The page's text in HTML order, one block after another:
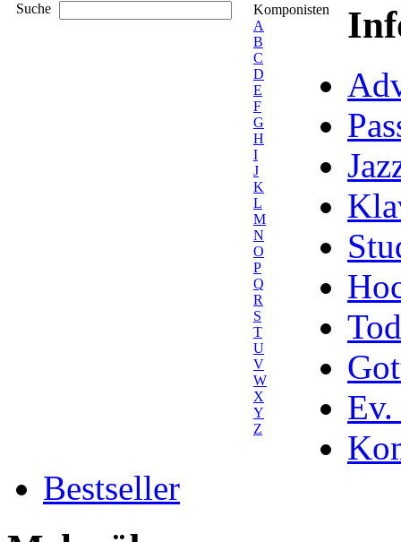
Suche
Komponisten
A
B
C
D
E
F
G
H
I
J
K
L
M
N
O
P
Q
R
S
T
U
V
W
X
Y
Z
Ev.
Bestseller